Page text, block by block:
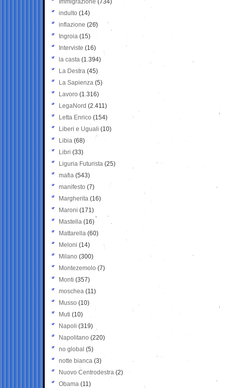
Immigrazione (734)
indulto (14)
inflazione (26)
Ingroia (15)
Interviste (16)
la casta (1.394)
La Destra (45)
La Sapienza (5)
Lavoro (1.316)
LegaNord (2.411)
Letta Enrico (154)
Liberi e Uguali (10)
Libia (68)
Libri (33)
Liguria Futurista (25)
mafia (543)
manifesto (7)
Margherita (16)
Maroni (171)
Mastella (16)
Mattarella (60)
Meloni (14)
Milano (300)
Montezemolo (7)
Monti (357)
moschea (11)
Musso (10)
Muti (10)
Napoli (319)
Napolitano (220)
no global (5)
notte bianca (3)
Nuovo Centrodestra (2)
Obama (11)